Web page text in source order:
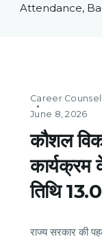
Attendance,
Career
June 8, 2026
कौशल
तिथि
राज्य सरकार की